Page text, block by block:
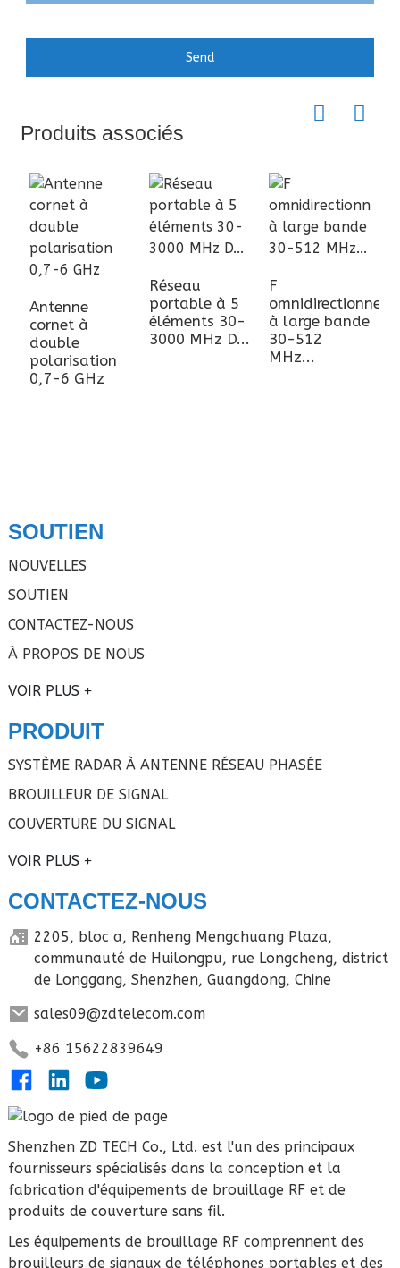
Send
Produits associés
Antenne
cornet à
double
polarisation
0,7-6 GHz
Réseau
portable à 5
éléments 30-
3000 MHz D...
F
omnidirectionnel
à large bande
30-512
MHz...
SOUTIEN
NOUVELLES
SOUTIEN
CONTACTEZ-NOUS
À PROPOS DE NOUS
VOIR PLUS
PRODUIT
SYSTÈME RADAR À ANTENNE RÉSEAU PHASÉE
BROUILLEUR DE SIGNAL
COUVERTURE DU SIGNAL
VOIR PLUS
CONTACTEZ-NOUS
2205, bloc a, Renheng Mengchuang Plaza,
communauté de Huilongpu, rue Longcheng, district
de Longgang, Shenzhen, Guangdong, Chine
sales09@zdtelecom.com
+86 15622839649
Shenzhen ZD TECH Co., Ltd. est l'un des principaux
fournisseurs spécialisés dans la conception et la
fabrication d'équipements de brouillage RF et de
produits de couverture sans fil.
Les équipements de brouillage RF comprennent des
brouilleurs de signaux de téléphones portables et des